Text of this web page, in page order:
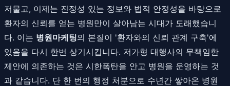
저물고, 이제는 진정성 있는 정보와 법적 안정성을 바탕으로
환자의 신뢰를 얻는 병원만이 살아남는 시대가 도래했습니
다. 이는 병원마케팅의 본질이 '환자와의 신뢰 관계 구축'에
있음을 다시 한번 상기시킵니다. 저가형 대행사의 무책임한
제안에 의존하는 것은 시한폭탄을 안고 병원을 운영하는 것
과 같습니다. 단 한 번의 행정 처분으로 수년간 쌓아온 병원